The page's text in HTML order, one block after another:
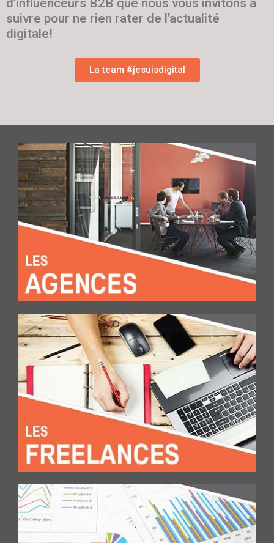
d’influenceurs B2B que nous vous invitons à
suivre pour ne rien rater de l’actualité
digitale!
La team #jesuisdigital